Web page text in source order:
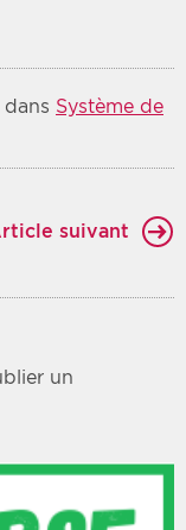
Système de
suivant
un